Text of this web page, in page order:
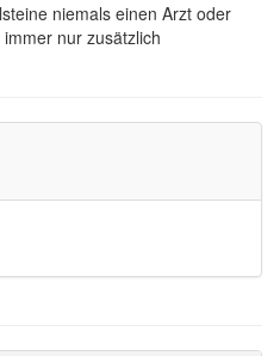
niemals einen Arzt oder
nur zusätzlich